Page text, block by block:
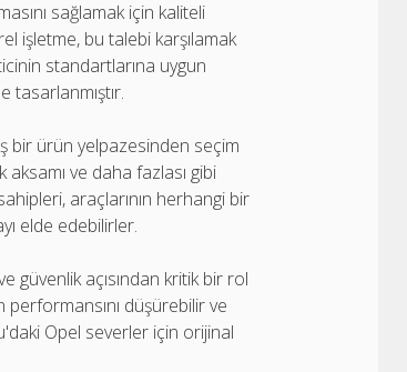
sağlamak için kaliteli
işletme, bu talebi karşılamak
standartlarına uygun
tasarlanmıştır.
bir ürün yelpazesinden seçim
ve daha fazlası gibi
araçlarının herhangi bir
elde edebilirler.
güvenlik açısından kritik bir rol
düşürebilir ve
Opel severler için orijinal